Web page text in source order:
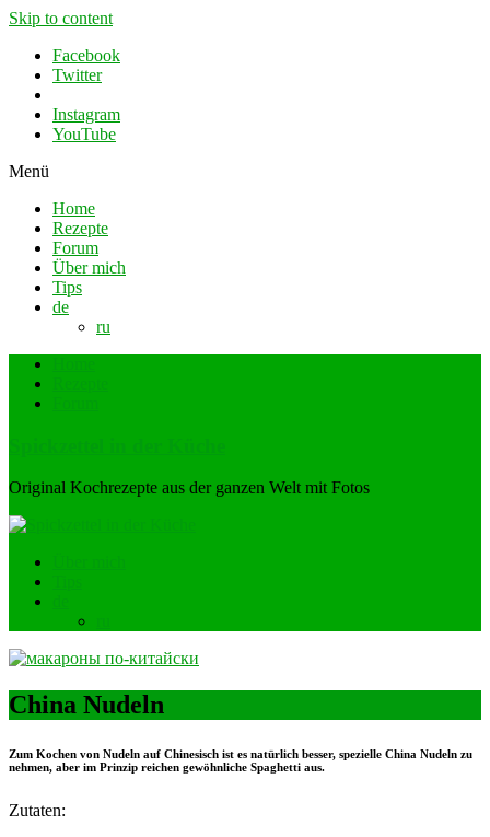
Skip to content
Facebook
Twitter
Instagram
YouTube
Menü
Home
Rezepte
Forum
Über mich
Tips
de
ru
Original Kochrezepte aus der ganzen Welt mit Fotos
China Nudeln
Zum Kochen von Nudeln auf Chinesisch ist es natürlich besser, spezielle China Nudeln zu
nehmen, aber im Prinzip reichen gewöhnliche Spaghetti aus.
Zutaten: